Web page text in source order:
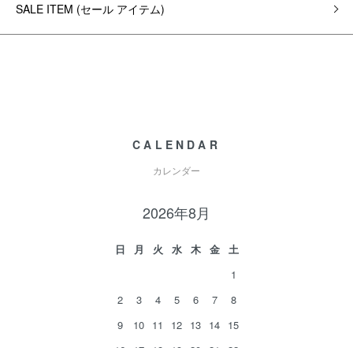
SALE ITEM (セール アイテム)
CALENDAR
カレンダー
2026年8月
日 月 火 水 木 金
土
1
2
3 4 5 6 7
8
9
10 11 12 13 14 15